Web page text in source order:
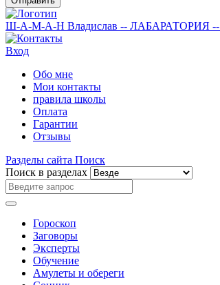
Ш-А-М-А-Н Владислав -- ЛАБАРАТОРИЯ --
Вход
Обо мне
Мои контакты
правила школы
Оплата
Гарантии
Отзывы
Разделы сайта Поиск
Поиск в разделах
Гороскоп
Заговоры
Эксперты
Обучение
Амулеты и обереги